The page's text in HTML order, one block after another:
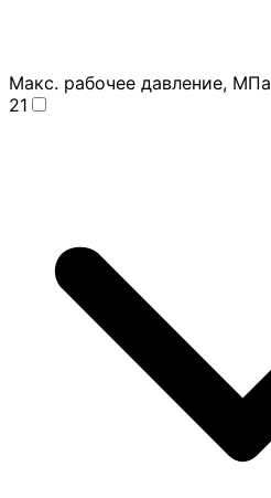
Макс. рабочее давление, МПа
21